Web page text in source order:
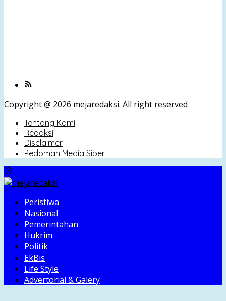
Copyright @ 2026 mejaredaksi. All right reserved
Tentang Kami
Redaksi
Disclaimer
Pedoman Media Siber
Peristiwa
Nasional
Pemerintahan
Hukrim
Politik
EkBis
Life Style
Advertorial & Galery